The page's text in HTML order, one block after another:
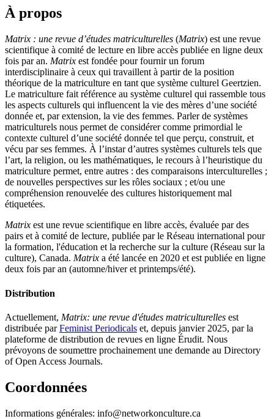
À propos
Matrix : une revue d’études matriculturelles (Matrix) est une revue
scientifique à comité de lecture en libre accès publiée en ligne deux
fois par an. Matrix est fondée pour fournir un forum
interdisciplinaire à ceux qui travaillent à partir de la position
théorique de la matriculture en tant que système culturel Geertzien.
Le matriculture fait référence au système culturel qui rassemble tous
les aspects culturels qui influencent la vie des mères d’une société
donnée et, par extension, la vie des femmes. Parler de systèmes
matriculturels nous permet de considérer comme primordial le
contexte culturel d’une société donnée tel que perçu, construit, et
vécu par ses femmes. À l’instar d’autres systèmes culturels tels que
l’art, la religion, ou les mathématiques, le recours à l’heuristique du
matriculture permet, entre autres : des comparaisons interculturelles ;
de nouvelles perspectives sur les rôles sociaux ; et/ou une
compréhension renouvelée des cultures historiquement mal
étiquetées.
Matrix est une revue scientifique en libre accès, évaluée par des
pairs et à comité de lecture, publiée par le Réseau international pour
la formation, l'éducation et la recherche sur la culture (Réseau sur la
culture), Canada. Matrix a été lancée en 2020 et est publiée en ligne
deux fois par an (automne/hiver et printemps/été).
Distribution
Actuellement, Matrix: une revue d'études matriculturelles est
distribuée parFeminist Periodicals et, depuis janvier 2025, par la
plateforme de distribution de revues en ligne Érudit. Nous
prévoyons de soumettre prochainement une demande au Directory
of Open Access Journals.
Coordonnées
Informations générales: info@networkonculture.ca